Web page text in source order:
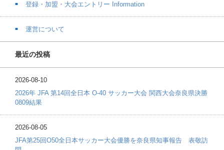
登録・加盟・大会エントリー Information
運営について
最近の投稿
2026-08-10
2026年 JFA 第14回全日本 O-40 サッカー大会 関西大会奈良県決勝
0809結果
2026-08-05
JFA第25回O50全日本サッカー大会優勝を奈良県知事報告 表敬訪